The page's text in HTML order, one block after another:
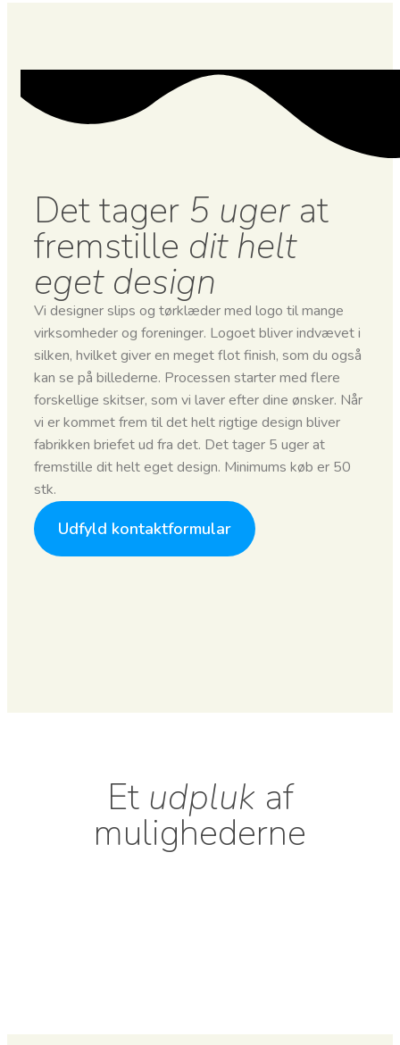
Det tager 5 ugerat
fremstille dit helt
eget design
Vi designer slips og tørklæder med logo til mange
virksomheder og foreninger. Logoet bliver indvævet i
silken, hvilket giver en meget flot finish, som du også
kan se på billederne. Processen starter med flere
forskellige skitser, som vi laver efter dine ønsker. Når
vi er kommet frem til det helt rigtige design bliver
fabrikken briefet ud fra det. Det tager 5 uger at
fremstille dit helt eget design. Minimums køb er 50
stk.
Udfyld kontaktformular
Et udpluk af
mulighederne